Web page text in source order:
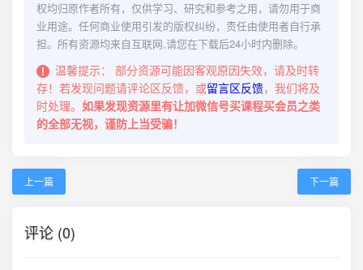
权均归原作者所有，仅供学习、研究和参考之用，请勿用于商
业用途。任何商业使用引发的版权纠纷，责任由使用者自行承
担。所有资源均来自互联网,请您在下载后24小时内删除。
温馨提示：
部分资源可能因客观原因失效，请及时转
存！若发现问题请评论区反馈，或留言区反馈，我们将及
时处理。 如果发现资源里有让加微信号买课程买会员之类
的全部无视，谨防上当受骗！
上一篇 下一篇
评论 (0)